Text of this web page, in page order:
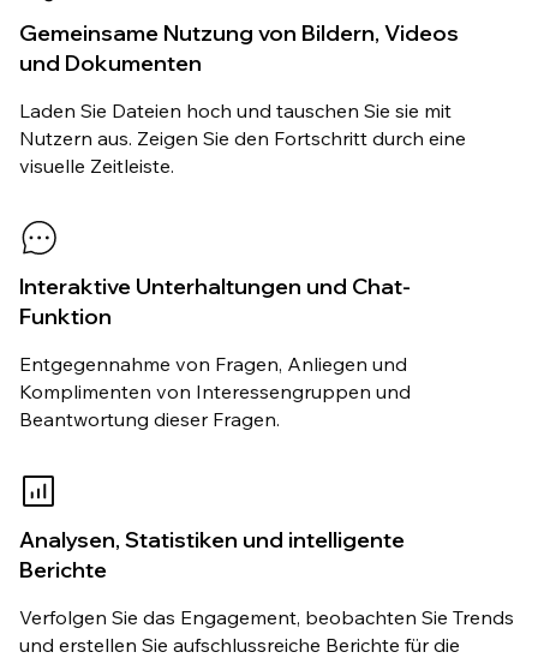
Gemeinsame Nutzung von Bildern, Videos
und Dokumenten
Laden Sie Dateien hoch und tauschen Sie sie mit
Nutzern aus. Zeigen Sie den Fortschritt durch eine
visuelle Zeitleiste.
Interaktive Unterhaltungen und Chat-
Funktion
Entgegennahme von Fragen, Anliegen und
Komplimenten von Interessengruppen und
Beantwortung dieser Fragen.
Analysen, Statistiken und intelligente
Berichte
Verfolgen Sie das Engagement, beobachten Sie Trends
und erstellen Sie aufschlussreiche Berichte für die